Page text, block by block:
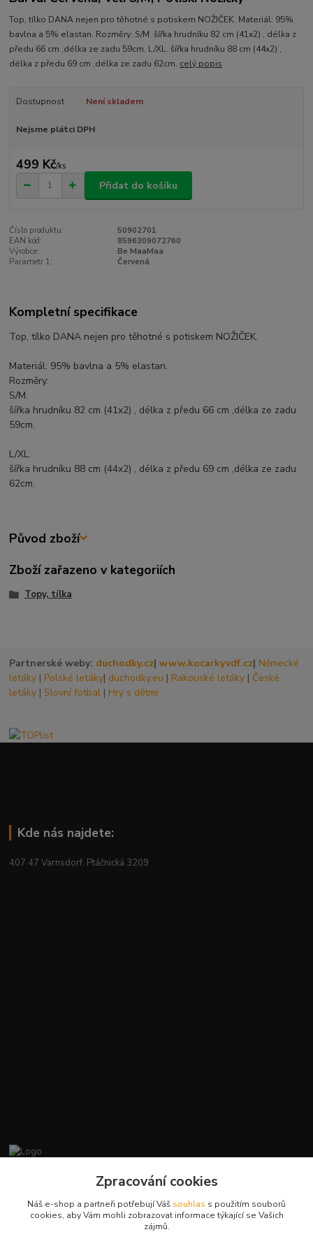
Top, tílko DANA nejen pro těhotné s potiskem NOŽIČEK. Materiál: 95%
bavlna a 5% elastan. Rozměry: S/M. šířka hrudníku 82 cm (41x2) , délka z
předu 66 cm ,délka ze zadu 59cm. L/XL. šířka hrudníku 88 cm (44x2) ,
délka z předu 69 cm ,délka ze zadu 62cm. celý popis
Dostupnost Není skladem
Nejsme plátci DPH
499 Kč/ks
Přidat do košíku
Číslo produktu:
50902701
EAN kód:
8596309072760
Výrobce:
Be MaaMaa
Parametr 1:
Červená
Kompletní specifikace
Top, tílko DANA nejen pro těhotné s potiskem NOŽIČEK.
Materiál: 95% bavlna a 5% elastan.
Rozměry:
S/M.
šířka hrudníku 82 cm (41x2) , délka z předu 66 cm ,délka ze zadu
59cm.
L/XL.
šířka hrudníku 88 cm (44x2) , délka z předu 69 cm ,délka ze zadu
62cm.
Původ zboží
Zboží zařazeno v kategoriích
Topy, tílka
Partnerské weby: duchodky.cz|www.kocarkyvdf.cz| Německé
letáky | Polské letáky| duchodky.eu | Rakouské letáky | České
letáky | Slovní fotbal | Hry s dětmi
Kde nás najdete:
407 47 Varnsdorf, Ptáčnická 3209
+420412384749
Zpracování cookies
Náš e-shop a partneři potřebují Váš souhlas s použitím souborů
cookies, aby Vám mohli zobrazovat informace týkající se Vašich
zájmů.